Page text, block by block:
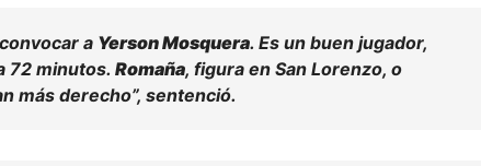
a Yerson Mosquera. Es un buen jugador,
72 minutos.Romaña, figura en San Lorenzo, o
más derecho”, sentenció.